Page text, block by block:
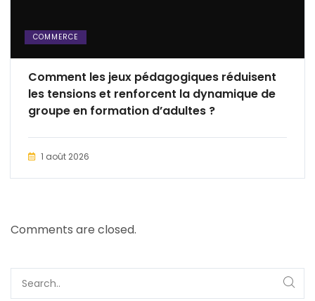
COMMERCE
Comment les jeux pédagogiques réduisent
les tensions et renforcent la dynamique de
groupe en formation d’adultes ?
1 août 2026
Comments are closed.